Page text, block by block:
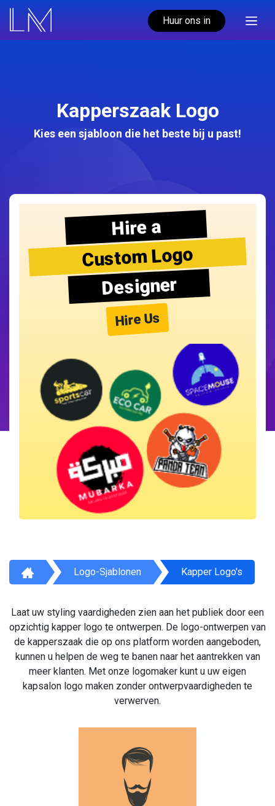
Huur ons in
Kapperszaak Logo
Kies een sjabloon die het beste bij u past!
Hire a
Custom Logo
Designer
Hire Us
Logo-Sjablonen Kapper Logo's
Laat uw styling vaardigheden zien aan het publiek door een
opzichtig kapper logo te ontwerpen. De logo-ontwerpen van
de kapperszaak die op ons platform worden aangeboden,
kunnen u helpen de weg te banen naar het aantrekken van
meer klanten. Met onze logomaker kunt u uw eigen
kapsalon logo maken zonder ontwerpvaardigheden te
verwerven.